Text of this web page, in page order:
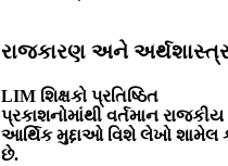
રાજકારણ અને
LIM શિક્ષકો પ્રતિષ્ઠિત
પ્રકાશનોમાંથી વર્તમાન
આર્થિક મુદ્દાઓ વિશે લેખો શામેલ
છે.